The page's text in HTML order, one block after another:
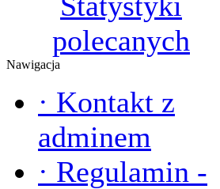
polecanych
Nawigacja
· Kontakt z
adminem
· Regulamin -